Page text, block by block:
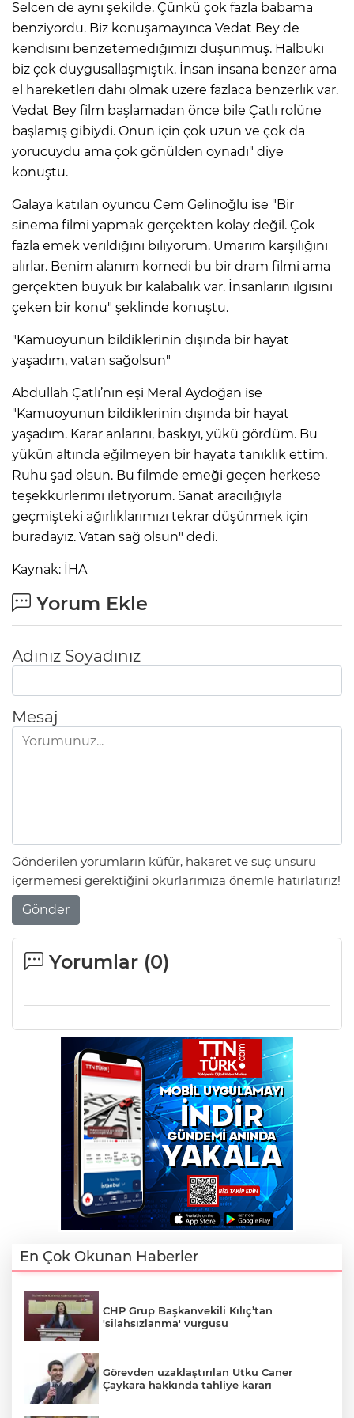
Selcen de aynı şekilde. Çünkü çok fazla babama
benziyordu. Biz konuşamayınca Vedat Bey de
kendisini benzetemediğimizi düşünmüş. Halbuki
biz çok duygusallaşmıştık. İnsan insana benzer ama
el hareketleri dahi olmak üzere fazlaca benzerlik var.
Vedat Bey film başlamadan önce bile Çatlı rolüne
başlamış gibiydi. Onun için çok uzun ve çok da
yorucuydu ama çok gönülden oynadı" diye
konuştu.
Galaya katılan oyuncu Cem Gelinoğlu ise "Bir
sinema filmi yapmak gerçekten kolay değil. Çok
fazla emek verildiğini biliyorum. Umarım karşılığını
alırlar. Benim alanım komedi bu bir dram filmi ama
gerçekten büyük bir kalabalık var. İnsanların ilgisini
çeken bir konu" şeklinde konuştu.
"Kamuoyunun bildiklerinin dışında bir hayat
yaşadım, vatan sağolsun"
Abdullah Çatlı’nın eşi Meral Aydoğan ise
"Kamuoyunun bildiklerinin dışında bir hayat
yaşadım. Karar anlarını, baskıyı, yükü gördüm. Bu
yükün altında eğilmeyen bir hayata tanıklık ettim.
Ruhu şad olsun. Bu filmde emeği geçen herkese
teşekkürlerimi iletiyorum. Sanat aracılığıyla
geçmişteki ağırlıklarımızı tekrar düşünmek için
buradayız. Vatan sağ olsun" dedi.
Kaynak: İHA
Yorum Ekle
Adınız Soyadınız
Mesaj
Gönderilen yorumların küfür, hakaret ve suç unsuru
içermemesi gerektiğini okurlarımıza önemle hatırlatırız!
Gönder
Yorumlar (0)
En Çok Okunan Haberler
CHP Grup Başkanvekili Kılıç’tan
'silahsızlanma' vurgusu
Görevden uzaklaştırılan Utku Caner
Çaykara hakkında tahliye kararı